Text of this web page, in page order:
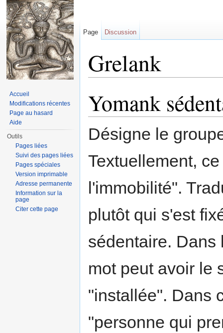
Grelank
Yomank
Désigne le
Textuellement,
l'immobilité".
plutôt qui s'est
sédentaire. Dans
mot peut avoir le
"installée". Dans
"personne qui
Page Discussion
Accueil
Modifications récentes
Page au hasard
Aide
Outils
Pages liées
Suivi des pages liées
Pages spéciales
Version imprimable
Adresse permanente
Information sur la
page
Citer cette page